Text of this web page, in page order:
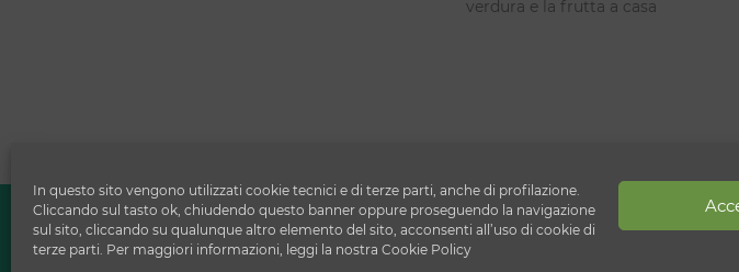
In questo sito vengono utilizzati cookie tecnici e di terze parti, anche di profilazione.
Cliccando sul tasto ok, chiudendo questo banner oppure proseguendo la navigazione
sul sito, cliccando su qualunque altro elemento del sito, acconsenti all’uso di cookie di
terze parti. Per maggiori informazioni, leggi la nostra Cookie Policy
verdura e la frutta a casa
Copyright © 2026 Le Buone Abitudini
DESPAR ITALIA S.c. a r.l.